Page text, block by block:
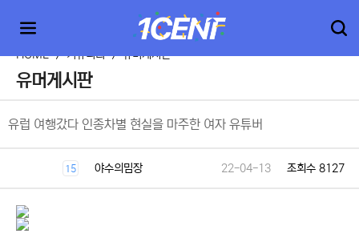
HOME > 커뮤니티 > 유머게시판
유머게시판
유럽 여행갔다 인종차별 현실을 마주한 여자 유튜버
15 야수의밈장 22-04-13 조회수 8127